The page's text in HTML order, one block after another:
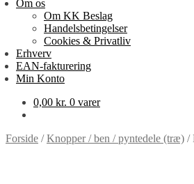
Om os
Om KK Beslag
Handelsbetingelser
Cookies & Privatliv
Erhverv
EAN-fakturering
Min Konto
0,00 kr. 0 varer
Forside /Knopper / ben / pyntedele (træ) /